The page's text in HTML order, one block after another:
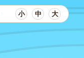
小 中 大